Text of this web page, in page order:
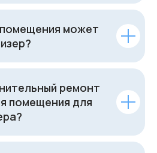
может
ремонт
помещения для